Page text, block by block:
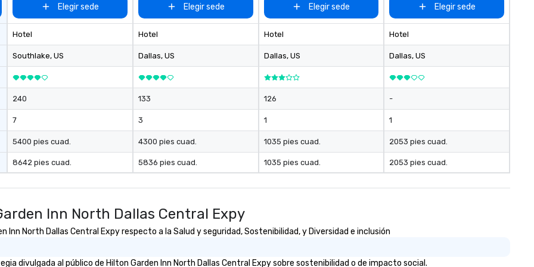
Elegir sede
Hotel
Southlake, US
240
7
5400 pies cuad.
8642 pies cuad.
Elegir sede
Hotel
Dallas, US
133
3
4300 pies cuad.
5836 pies cuad.
Elegir sede
Hotel
Dallas, US
126
1
1035 pies cuad.
1035 pies cuad.
Elegir sede
Hotel
Dallas, US
-
1
2053 pies cuad.
2053 pies cuad.
Inn North Dallas Central Expy
North Dallas Central Expy respecto a la Salud y seguridad, Sostenibilidad, y Diversidad e inclusión
divulgada al público de Hilton Garden Inn North Dallas Central Expy sobre sostenibilidad o de impacto social.